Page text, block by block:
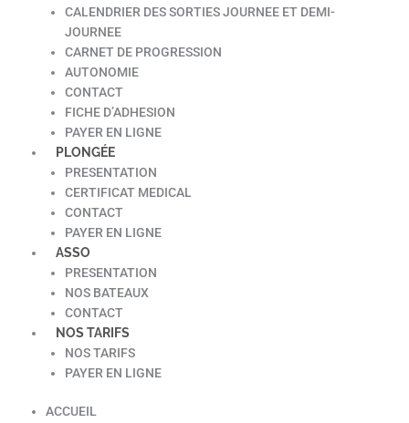
CALENDRIER DES SORTIES JOURNEE ET DEMI-
JOURNEE
CARNET DE PROGRESSION
AUTONOMIE
CONTACT
FICHE D’ADHESION
PAYER EN LIGNE
PLONGÉE
PRESENTATION
CERTIFICAT MEDICAL
CONTACT
PAYER EN LIGNE
ASSO
PRESENTATION
NOS BATEAUX
CONTACT
NOS TARIFS
NOS TARIFS
PAYER EN LIGNE
ACCUEIL